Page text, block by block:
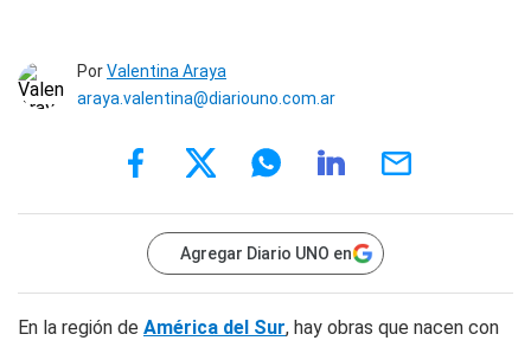
PorValentina Araya
araya.valentina@diariouno.com.ar
Agregar Diario UNO en
En la región de América del Sur, hay obras que nacen con